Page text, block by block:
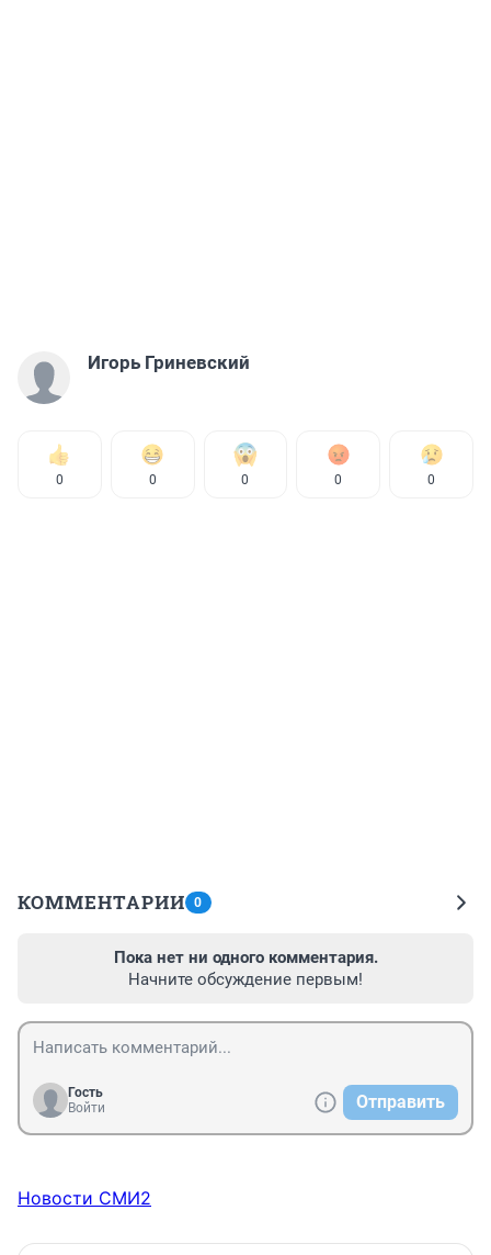
Игорь Гриневский
0 0 0 0 0
КОММЕНТАРИИ 0
Пока нет ни одного комментария.
Начните обсуждение первым!
Гость
Войти
Отправить
Новости СМИ2